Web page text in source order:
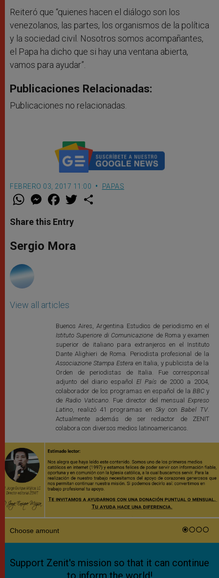
Reiteró que “quienes hacen el diálogo son los
venezolanos, las partes, los organismos de la política
y la sociedad civil. Nosotros somos acompañantes,
el Papa ha dicho que si hay una ventana abierta,
vamos para ayudar”.
Publicaciones Relacionadas:
Publicaciones no relacionadas.
FEBRERO 03, 2017 11:00 PAPAS
W
t
s
p
p
M
e
s
e
g
e
F
a
e
b
o
k
w
Share this Entry
Sergio Mora
View all articles
Buenos Aires, Argentina Estudios de periodismo en el
Istituto Superiore di Comunicazione de Roma y examen
superior de italiano para extranjeros en el Instituto
Dante Alighieri de Roma. Periodista profesional de la
Associazione Stampa Estera en Italia, y publicista de la
Orden de periodistas de Italia. Fue corresponsal
adjunto del diario españolEl Paísde 2000 a 2004,
colaborador de los programas en español de la BBCy
de Radio Vaticano. Fue director del mensualExpreso
Latino, realizó 41 programas en Skycon Babel TV
Actualmente además de ser redactor de ZENIT
colabora con diversos medios latinoamericanos.